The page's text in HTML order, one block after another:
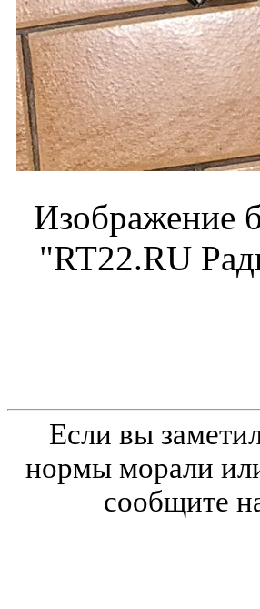
Изображение
"RT22.RU
Если вы
нормы морали
сообщите